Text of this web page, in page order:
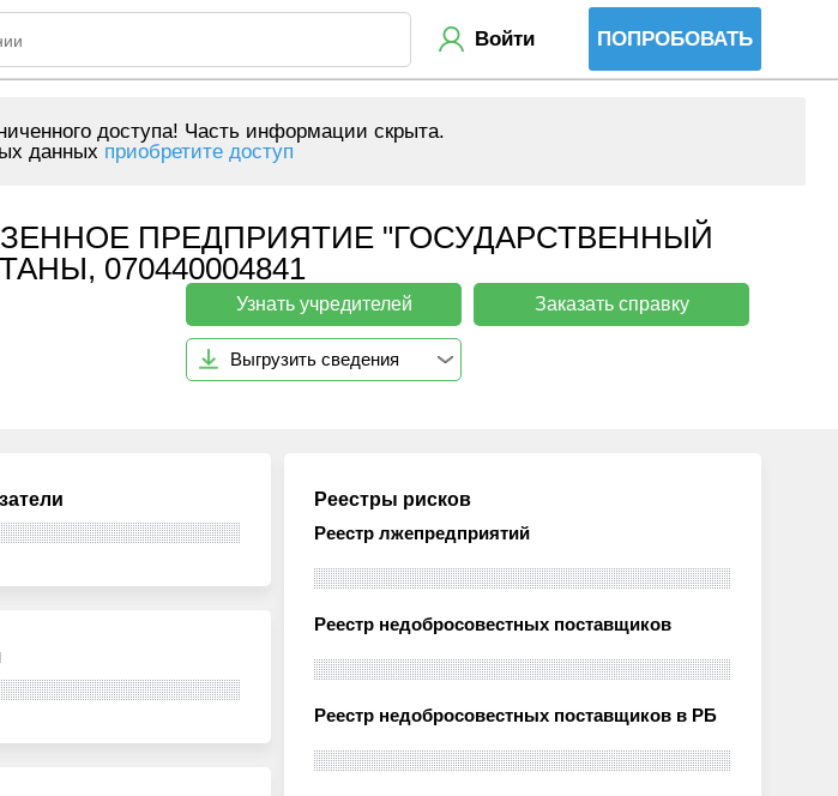
Войти ПОПРОБОВАТЬ
доступа! Часть информации скрыта.
данных приобретите доступ
ПРЕДПРИЯТИЕ "ГОСУДАРСТВЕННЫЙ
070440004841
Узнать учредителей Заказать справку
Выгрузить сведения
Реестры рисков
Реестр лжепредприятий
Реестр недобросовестных поставщиков
Реестр недобросовестных поставщиков в РБ